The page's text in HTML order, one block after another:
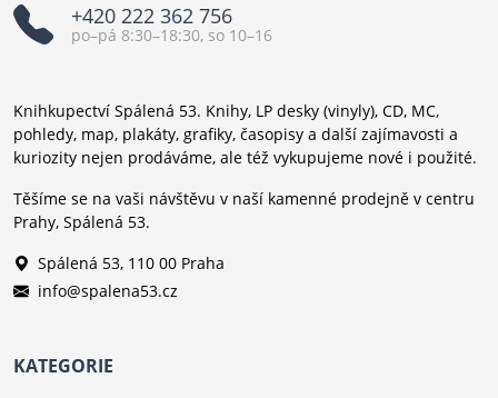
+420 222 362 756
po–pá 8:30–18:30, so 10–16
Knihkupectví Spálená 53. Knihy, LP desky (vinyly), CD, MC,
pohledy, map, plakáty, grafiky, časopisy a další zajímavosti a
kuriozity nejen prodáváme, ale též vykupujeme nové i použité.
Těšíme se na vaši návštěvu v naší kamenné prodejně v centru
Prahy, Spálená 53.
Spálená 53, 110 00 Praha
info@spalena53.cz
KATEGORIE